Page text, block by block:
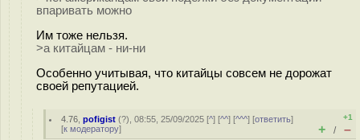
впаривать можно
Им тоже нельзя.
>а китайцам - ни-ни
Особенно учитывая, что китайцы совсем не дорожат
своей репутацией.
4.76 ,pofigist (?), 08:55, 25/09/2025 [^] [^^] [^^^] [ответить]
[к модератору]
+1
+ / –